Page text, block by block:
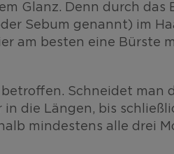
Glanz. Denn durch das
Sebum genannt) im
am besten eine Bürste
Schneidet man
die Längen, bis
mindestens alle drei